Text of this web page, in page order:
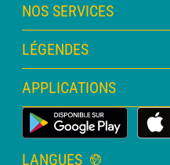
NOS SERVICES
Abonnement METEO Xpert
Abonnement METEO PRO
Consultation avec un prévisionniste
Bulletin PRO
LÉGENDES
Légende des cartes
Légende des pictogrammes
Glossaire
APPLICATIONS
Application Météo Terrestre
LANGUES